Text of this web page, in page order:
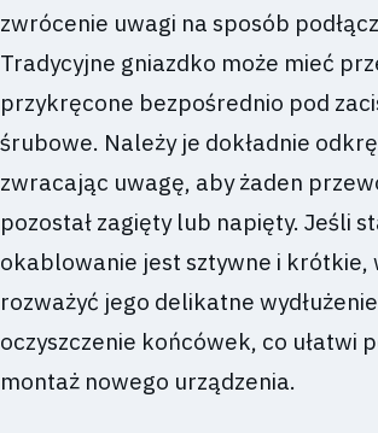
zwrócenie uwagi na sposób
Tradycyjne gniazdko może mieć
przykręcone bezpośrednio pod
śrubowe. Należy je dokładnie
zwracając uwagę, aby żaden
pozostał zagięty lub napięty. Jeśli
okablowanie jest sztywne i krótkie,
rozważyć jego delikatne
oczyszczenie końcówek, co ułatwi
montaż nowego urządzenia.